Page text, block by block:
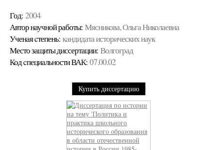
Год: 2004
Автор научной работы: Мясникова, Ольга Николаевна
Ученая cтепень: кандидата исторических наук
Место защиты диссертации: Волгоград
Код cпециальности ВАК: 07.00.02
Купить диссертацию